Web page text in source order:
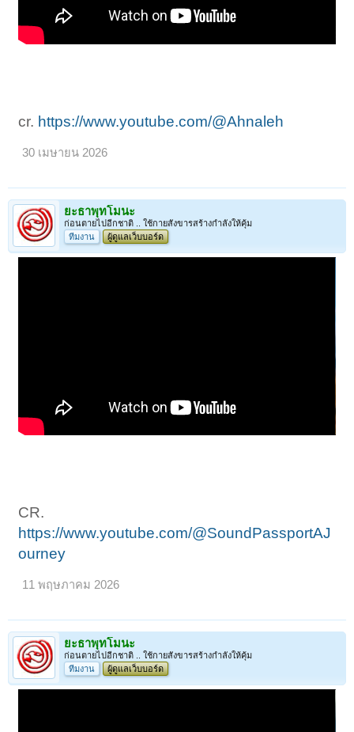
cr. https://www.youtube.com/@Ahnaleh
30 เมษายน 2026
ยะธาพุทโมนะ
ก่อนตายไปอีกชาติ .. ใช้กายสังขารสร้างกำลังให้คุ้ม
ทีมงาน
ผู้ดูแลเว็บบอร์ด
CR.
https://www.youtube.com/@SoundPassportAJ
ourney
11 พฤษภาคม 2026
ยะธาพุทโมนะ
ก่อนตายไปอีกชาติ .. ใช้กายสังขารสร้างกำลังให้คุ้ม
ทีมงาน
ผู้ดูแลเว็บบอร์ด